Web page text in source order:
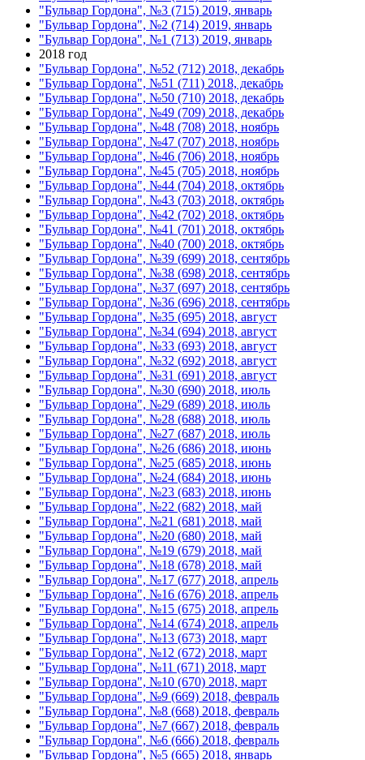
"Бульвар Гордона", №3 (715) 2019, январь
"Бульвар Гордона", №2 (714) 2019, январь
"Бульвар Гордона", №1 (713) 2019, январь
2018 год
"Бульвар Гордона", №52 (712) 2018, декабрь
"Бульвар Гордона", №51 (711) 2018, декабрь
"Бульвар Гордона", №50 (710) 2018, декабрь
"Бульвар Гордона", №49 (709) 2018, декабрь
"Бульвар Гордона", №48 (708) 2018, ноябрь
"Бульвар Гордона", №47 (707) 2018, ноябрь
"Бульвар Гордона", №46 (706) 2018, ноябрь
"Бульвар Гордона", №45 (705) 2018, ноябрь
"Бульвар Гордона", №44 (704) 2018, октябрь
"Бульвар Гордона", №43 (703) 2018, октябрь
"Бульвар Гордона", №42 (702) 2018, октябрь
"Бульвар Гордона", №41 (701) 2018, октябрь
"Бульвар Гордона", №40 (700) 2018, октябрь
"Бульвар Гордона", №39 (699) 2018, сентябрь
"Бульвар Гордона", №38 (698) 2018, сентябрь
"Бульвар Гордона", №37 (697) 2018, сентябрь
"Бульвар Гордона", №36 (696) 2018, сентябрь
"Бульвар Гордона", №35 (695) 2018, август
"Бульвар Гордона", №34 (694) 2018, август
"Бульвар Гордона", №33 (693) 2018, август
"Бульвар Гордона", №32 (692) 2018, август
"Бульвар Гордона", №31 (691) 2018, август
"Бульвар Гордона", №30 (690) 2018, июль
"Бульвар Гордона", №29 (689) 2018, июль
"Бульвар Гордона", №28 (688) 2018, июль
"Бульвар Гордона", №27 (687) 2018, июль
"Бульвар Гордона", №26 (686) 2018, июнь
"Бульвар Гордона", №25 (685) 2018, июнь
"Бульвар Гордона", №24 (684) 2018, июнь
"Бульвар Гордона", №23 (683) 2018, июнь
"Бульвар Гордона", №22 (682) 2018, май
"Бульвар Гордона", №21 (681) 2018, май
"Бульвар Гордона", №20 (680) 2018, май
"Бульвар Гордона", №19 (679) 2018, май
"Бульвар Гордона", №18 (678) 2018, май
"Бульвар Гордона", №17 (677) 2018, апрель
"Бульвар Гордона", №16 (676) 2018, апрель
"Бульвар Гордона", №15 (675) 2018, апрель
"Бульвар Гордона", №14 (674) 2018, апрель
"Бульвар Гордона", №13 (673) 2018, март
"Бульвар Гордона", №12 (672) 2018, март
"Бульвар Гордона", №11 (671) 2018, март
"Бульвар Гордона", №10 (670) 2018, март
"Бульвар Гордона", №9 (669) 2018, февраль
"Бульвар Гордона", №8 (668) 2018, февраль
"Бульвар Гордона", №7 (667) 2018, февраль
"Бульвар Гордона", №6 (666) 2018, февраль
"Бульвар Гордона", №5 (665) 2018, январь